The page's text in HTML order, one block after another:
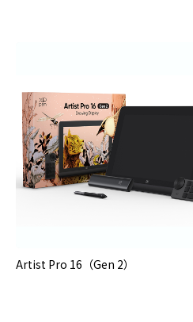
Artist Pro 16（Gen 2）